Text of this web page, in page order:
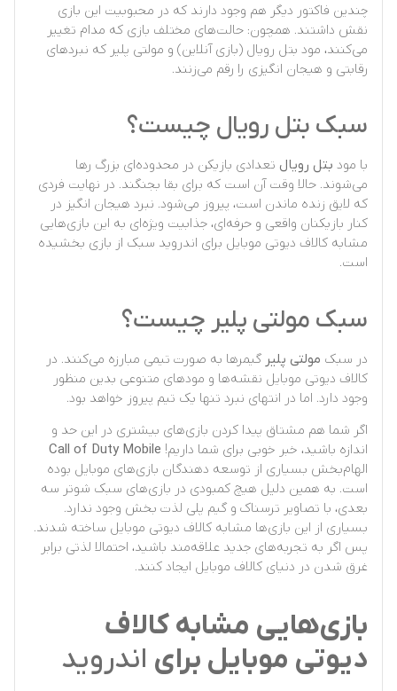
چندین فاکتور دیگر هم وجود دارند که در محبوبیت این بازی
نقش داشتند. همچون: حالت‌های مختلف بازی که مدام تغییر
می‌کنند، مود بتل رویال (بازی آنلاین) و مولتی پلیر که نبردهای
رقابتی و هیجان انگیزی را رقم می‌زنند.
سبک بتل رویال چیست؟
با مود بتل رویال تعدادی بازیکن در محدوده‌ای بزرگ رها
می‌شوند. حالا وقت آن است که برای بقا بجنگند. در نهایت فردی
که لایق زنده ماندن است، پیروز می‌شود. نبرد هیجان انگیز در
کنار بازیکنان واقعی و حرفه‌ای، جذابیت ویژه‌ای به این بازی‌هایی
مشابه کالاف دیوتی موبایل برای اندروید سبک از بازی بخشیده
است.
سبک مولتی پلیر چیست؟
در سبک مولتی پلیر گیمرها به صورت تیمی مبارزه می‌کنند. در
کالاف دیوتی موبایل نقشه‌ها و مودهای متنوعی بدین منظور
وجود دارد. اما در انتهای نبرد تنها یک تیم پیروز خواهد بود.
اگر شما هم مشتاق پیدا کردن بازی‌های بیشتری در این حد و
اندازه باشید، خبر خوبی برای شما داریم! Call of Duty Mobile
الهام‌بخش بسیاری از توسعه دهندگان بازی‌های موبایل بوده
است. به همین دلیل هیچ کمبودی در بازی‌های سبک شوتر سه
بعدی، با تصاویر ترسناک و گیم پلی لذت بخش وجود ندارد.
بسیاری از این بازی‌ها مشابه کالاف دیوتی موبایل ساخته شدند.
پس اگر به تجربه‌های جدید علاقه‌مند باشید، احتمالا لذتی برابر
غرق شدن در دنیای کالاف موبایل ایجاد کنند.
بازی‌هایی مشابه کالاف
دیوتی موبایل برای اندروید